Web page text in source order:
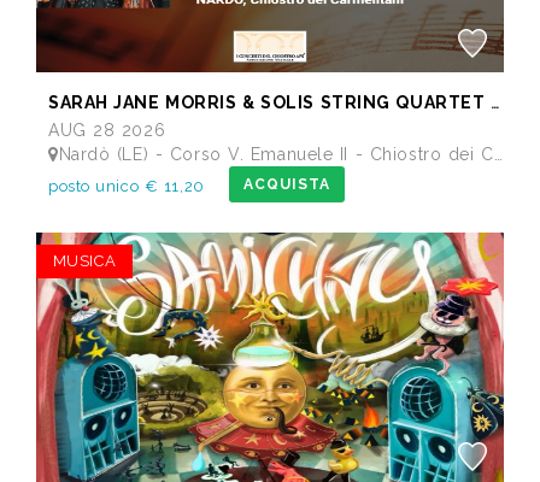
SARAH JANE MORRIS & SOLIS STRING QUARTET - Festival I Concerti del Chiostro
AUG 28 2026
Nardò (LE) - Corso V. Emanuele II - Chiostro dei Carmelitani
posto unico € 11,20 ACQUISTA
MUSICA